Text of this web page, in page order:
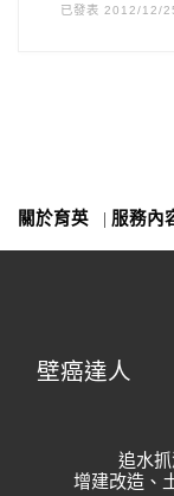
已發表 2012/12/
關於育英 | 服務內
壁癌達人
追水
增建改造、